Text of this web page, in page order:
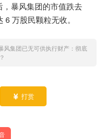
暴风集团的市值跌去
万股民颗粒无收。
风集团已无可供执行财产：彻底
 打赏